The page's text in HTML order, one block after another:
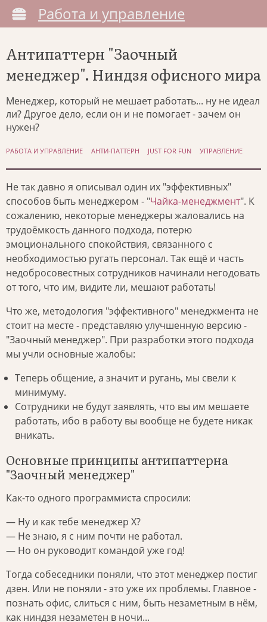
Работа и управление
Антипаттерн "Заочный
менеджер". Ниндзя офисного мира
Менеджер, который не мешает работать... ну не идеал
ли? Другое дело, если он и не помогает - зачем он
нужен?
РАБОТА И УПРАВЛЕНИЕ АНТИ-ПАТТЕРН JUST FOR FUN УПРАВЛЕНИЕ
Не так давно я описывал один их "эффективных"
способов быть менеджером - "Чайка-менеджмент". К
сожалению, некоторые менеджеры жаловались на
трудоёмкость данного подхода, потерю
эмоционального спокойствия, связанного с
необходимостью ругать персонал. Так ещё и часть
недобросовестных сотрудников начинали негодовать
от того, что им, видите ли, мешают работать!
Что же, методология "эффективного" менеджмента не
стоит на месте - представляю улучшенную версию -
"Заочный менеджер". При разработки этого подхода
мы учли основные жалобы:
Теперь общение, а значит и ругань, мы свели к
минимуму.
Сотрудники не будут заявлять, что вы им мешаете
работать, ибо в работу вы вообще не будете никак
вникать.
Основные принципы антипаттерна
"Заочный менеджер"
Как-то одного программиста спросили:
— Ну и как тебе менеджер X?
— Не знаю, я с ним почти не работал.
— Но он руководит командой уже год!
Тогда собеседники поняли, что этот менеджер постиг
дзен. Или не поняли - это уже их проблемы. Главное -
познать офис, слиться с ним, быть незаметным в нём,
как ниндзя незаметен в ночи...